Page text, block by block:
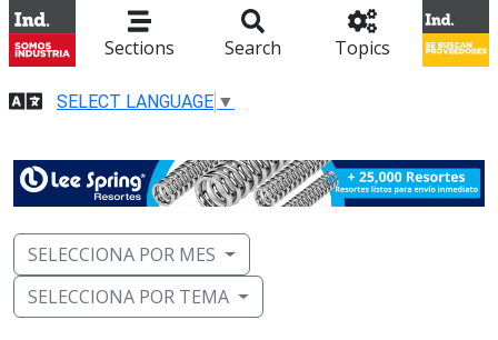
Sections Search Topics
SELECT LANGUAGE ▼
SELECCIONA POR MES
SELECCIONA POR TEMA